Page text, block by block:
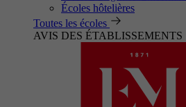
Écoles hôtelières
Toutes les écoles
AVIS DES ÉTABLISSEMENTS